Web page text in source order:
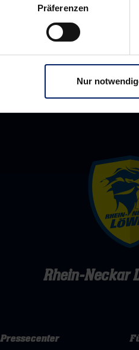
Präferenzen
Nur
wackligen
Beinen
Rhein-Neckar
Pressecenter